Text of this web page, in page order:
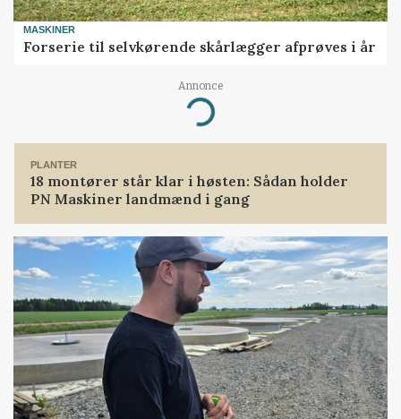
MASKINER
Forserie til selvkørende skårlægger afprøves i år
Annonce
Loading...
PLANTER
18 montører står klar i høsten: Sådan holder
PN Maskiner landmænd i gang